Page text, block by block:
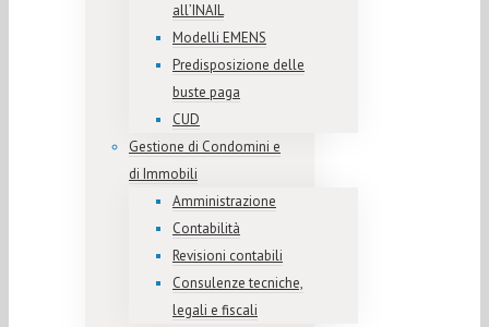
all’INAIL
Modelli EMENS
Predisposizione delle
buste paga
CUD
Gestione di Condomini e
di Immobili
Amministrazione
Contabilità
Revisioni contabili
Consulenze tecniche,
legali e fiscali